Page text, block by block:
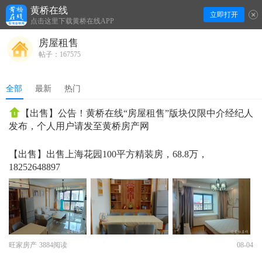
黄桥在线
点击这里下载黄桥在线APP
立即打开
房屋租售
帖子：167575
全部 最新 热门
【出售】公告！黄桥在线“房屋租售”版块仅限中介经纪人
发布，个人用户请发至黄桥房产网
【出售】出售上海花园100平方精装房，68.8万，
18252648897
旺家房产 3884阅读 08-04